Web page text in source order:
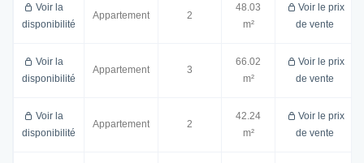
Voir la
disponibilité
Appartement 2
48.03
m²
Voir le prix
de vente
Voir la
disponibilité
Appartement 3
66.02
m²
Voir le prix
de vente
Voir la
disponibilité
Appartement 2
42.24
m²
Voir le prix
de vente